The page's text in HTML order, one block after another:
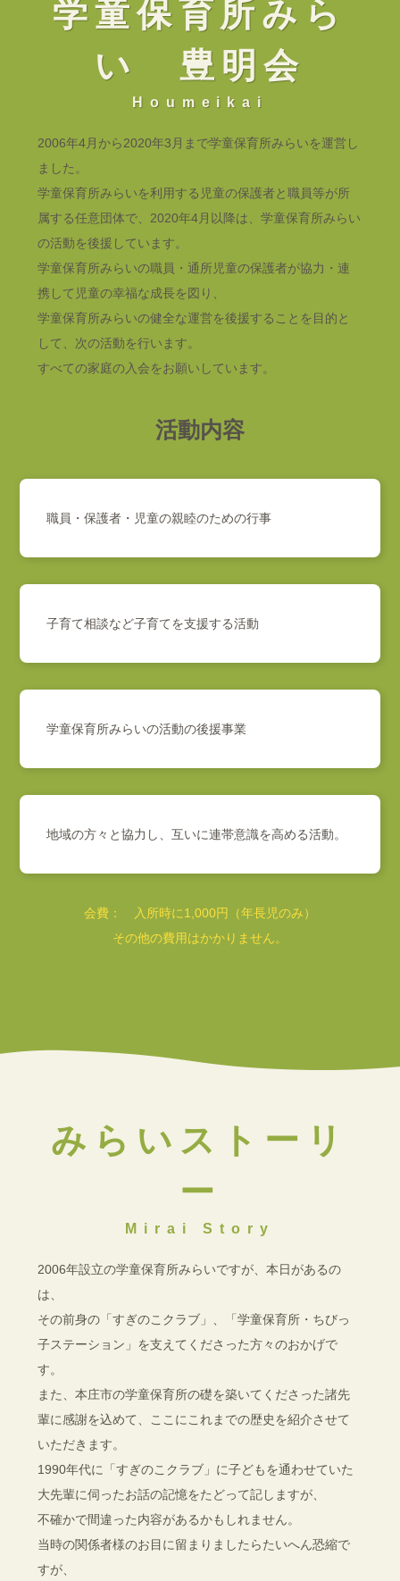
学童保育所みら
い 豊明会
Houmeikai
2006年4月から2020年3月まで学童保育所みらいを運営し
ました。
学童保育所みらいを利用する児童の保護者と職員等が所
属する任意団体で、2020年4月以降は、学童保育所みらい
の活動を後援しています。
学童保育所みらいの職員・通所児童の保護者が協力・連
携して児童の幸福な成長を図り、
学童保育所みらいの健全な運営を後援することを目的と
して、次の活動を行います。
すべての家庭の入会をお願いしています。
活動内容
職員・保護者・児童の親睦のための行事
子育て相談など子育てを支援する活動
学童保育所みらいの活動の後援事業
地域の方々と協力し、互いに連帯意識を高める活動。
会費： 入所時に1,000円（年長児のみ）
その他の費用はかかりません。
みらいストーリ
ー
Mirai Story
2006年設立の学童保育所みらいですが、本日があるの
は、
その前身の「すぎのこクラブ」、「学童保育所・ちびっ
子ステーション」を支えてくださった方々のおかげで
す。
また、本庄市の学童保育所の礎を築いてくださった諸先
輩に感謝を込めて、ここにこれまでの歴史を紹介させて
いただきます。
1990年代に「すぎのこクラブ」に子どもを通わせていた
大先輩に伺ったお話の記憶をたどって記しますが、
不確かで間違った内容があるかもしれません。
当時の関係者様のお目に留まりましたらたいへん恐縮で
すが、